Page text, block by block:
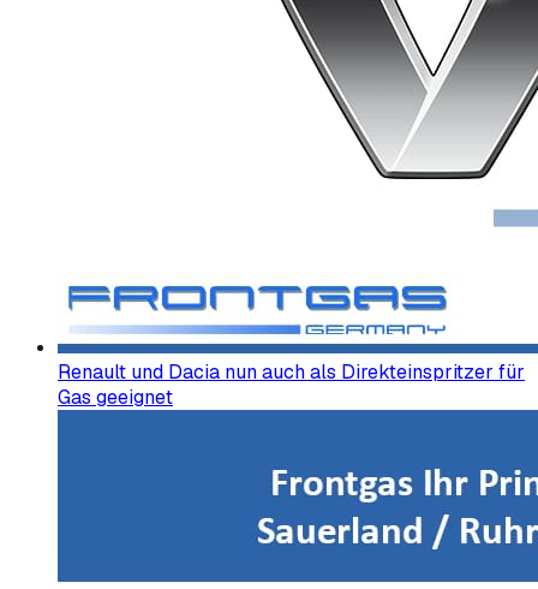
Renault und Dacia nun auch als Direkteinspritzer für
Gas geeignet